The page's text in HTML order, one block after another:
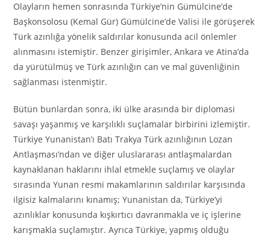
Olayların hemen sonrasında Türkiye’nin Gümülcine’de
Başkonsolosu (Kemal Gür) Gümülcine’de Valisi ile görüşerek
Türk azınlığa yönelik saldırılar konusunda acil önlemler
alınmasını istemiştir. Benzer girişimler, Ankara ve Atina’da
da yürütülmüş ve Türk azınlığın can ve mal güvenliğinin
sağlanması istenmiştir.
Bütün bunlardan sonra, iki ülke arasında bir diplomasi
savaşı yaşanmış ve karşılıklı suçlamalar birbirini izlemiştir.
Türkiye Yunanistan’ı Batı Trakya Türk azınlığının Lozan
Antlaşması’ndan ve diğer uluslararası antlaşmalardan
kaynaklanan haklarını ihlal etmekle suçlamış ve olaylar
sırasında Yunan resmi makamlarının saldırılar karşısında
ilgisiz kalmalarını kınamış; Yunanistan da, Türkiye’yi
azınlıklar konusunda kışkırtıcı davranmakla ve iç işlerine
karışmakla suçlamıştır. Ayrıca Türkiye, yapmış olduğu